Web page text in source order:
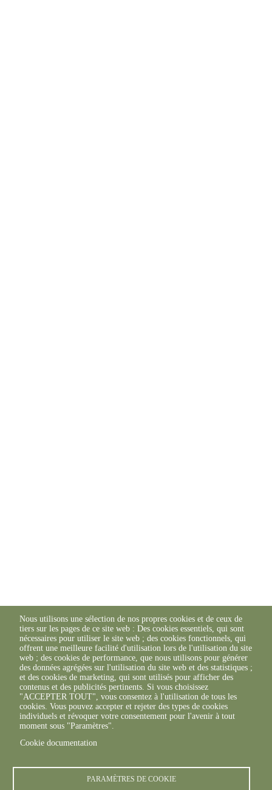
Nous utilisons une sélection de nos propres cookies et de ceux de
tiers sur les pages de ce site web : Des cookies essentiels, qui sont
nécessaires pour utiliser le site web ; des cookies fonctionnels, qui
offrent une meilleure facilité d'utilisation lors de l'utilisation du site
web ; des cookies de performance, que nous utilisons pour générer
des données agrégées sur l'utilisation du site web et des statistiques ;
et des cookies de marketing, qui sont utilisés pour afficher des
contenus et des publicités pertinents. Si vous choisissez
"ACCEPTER TOUT", vous consentez à l'utilisation de tous les
cookies. Vous pouvez accepter et rejeter des types de cookies
individuels et révoquer votre consentement pour l'avenir à tout
moment sous "Paramètres".
Cookie documentation
PARAMÈTRES DE COOKIE